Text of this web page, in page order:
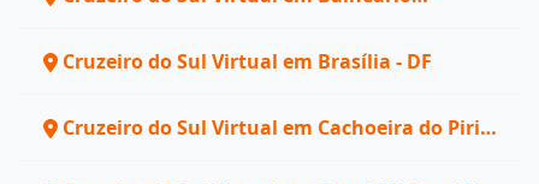
Cruzeiro do Sul Virtual em Brasília - DF
Cruzeiro do Sul Virtual em Cachoeira do Piriá